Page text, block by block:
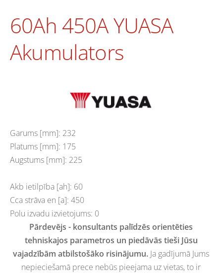
Pārdevējs - konsultants palīdzēs orientēties
tehniskajos parametros un piedāvās tieši Jūsu
vajadzībām atbilstošāko risinājumu. Ja gadījumā Jums
nepieciešamā prece nebūs pieejama uz vietas, to ir
60Ah 450A YUASA
Akumulators
Garums [mm]: 232
Platums [mm]: 175
Augstums [mm]: 225
Akb ietilpība [ah]: 60
Cca strāva en [a]: 450
Polu izvadu izvietojums: 0